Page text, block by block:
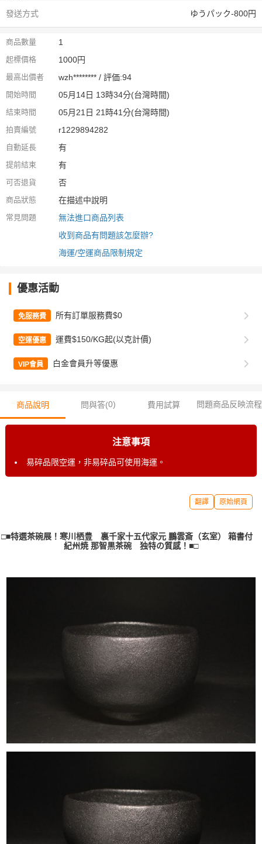
發送方式
ゆうパック-800円
商品數量 1
起標價格 1000円
最高出價者 wzh******** / 評価:94
開始時間 05月14日 13時34分(台灣時間)
結束時間 05月21日 21時41分(台灣時間)
拍賣編號 r1229894282
自動延長 有
提前結束 有
可否退貨 否
商品狀態 在描述中說明
常見問題
無法進口商品列表
收到商品有問題該怎麼辦?
海運/空運商品限制規定
優惠活動
免服務費 所有訂單服務費$0
空運優惠 運費$150/KG起(以克計價)
VIP會員 白金會員升等優惠
商品說明 問與答(0) 費用試算 問題商品反映流程
注意事項
易碎品限空運，非易碎品可使用海運。
翻譯 原始網頁
□■特選茶碗展！寒川栖豊 裏千家十五代家元 鵬雲斎（玄室） 箱書付
紀州焼 那智黒茶碗 独特の質感！■□